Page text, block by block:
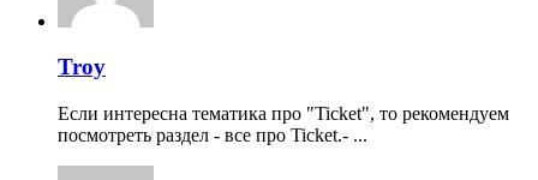
Troy
Если интересна тематика про "Ticket", то рекомендуем
посмотреть раздел - все про Ticket.- ...